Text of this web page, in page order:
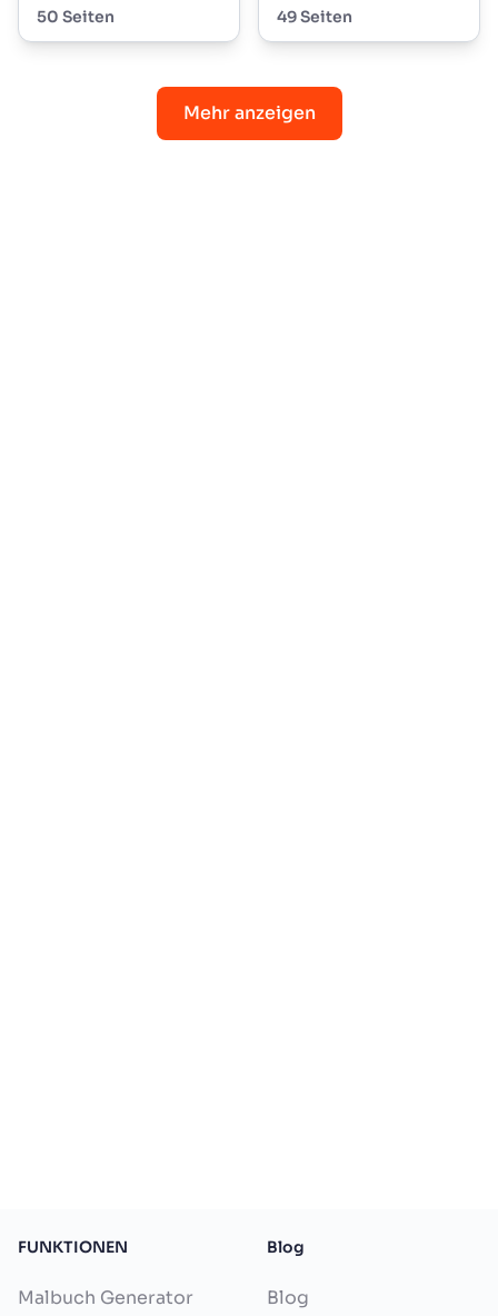
50 Seiten
49 Seiten
Mehr anzeigen
FUNKTIONEN
Malbuch Generator
Blog
Blog